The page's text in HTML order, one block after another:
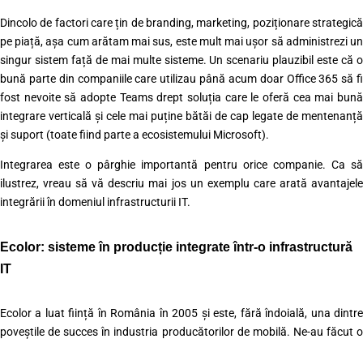
Dincolo de factori care țin de branding, marketing, poziționare strategică
pe piață, așa cum arătam mai sus, este mult mai ușor să administrezi un
singur sistem față de mai multe sisteme. Un scenariu plauzibil este că o
bună parte din companiile care utilizau până acum doar Office 365 să fi
fost nevoite să adopte Teams drept soluția care le oferă cea mai bună
integrare verticală și cele mai puține bătăi de cap legate de mentenanță
și suport (toate fiind parte a ecosistemului Microsoft).
Integrarea este o pârghie importantă pentru orice companie. Ca să
ilustrez, vreau să vă descriu mai jos un exemplu care arată avantajele
integrării în domeniul infrastructurii IT.
Ecolor: sisteme în producție integrate într-o infrastructură
IT
Ecolor a luat ființă în România în 2005 și este, fără îndoială, una dintre
poveștile de succes în industria producătorilor de mobilă. Ne-au făcut o